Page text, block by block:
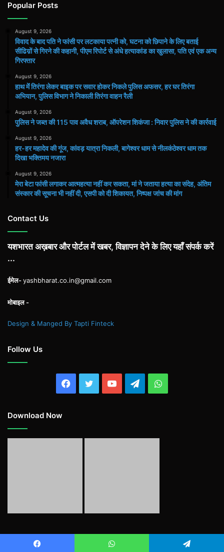
Popular Posts
August 9, 2026
विवाद के बाद पति ने फांसी पर लटकाया पत्नी को, घटना को छिपाने के लिए बताई
सीढिय़ों से गिरने की कहानी, पीएम रिपोर्ट से अंधे हत्याकांड का खुलासा, पति एवं एक अन्य
गिरफ्तार
August 9, 2026
हाथ मेंं तिरंगा लेकर बाइक पर सवार होकर निकले पुलिस अफसर, हर घर तिरंगा
अभियान, पुलिस विभाग ने निकाली तिरंगा वाहन रैली
August 9, 2026
पुलिस ने जब्त की 115 पाव अवैध शराब, ऑपरेशन शिकंजा : निवार पुलिस ने की कार्रवाई
August 9, 2026
हर-हर महादेव की गूंज, कांवड़ यात्रा निकली, बागेश्वर धाम से नीलकंठेश्वर धाम तक
दिखा भक्तिमय नजारा
August 9, 2026
मेरा बेटा फांसी लगाकर आत्महत्या नहीं कर सकता, मां ने जताया हत्या का संदेह, अंतिम
संस्कार की सूचना भी नहीं दी, एसपी को दी शिकायत, निष्पक्ष जांच की मांग
Contact Us
यशभारत अख़बार और पोर्टल में खबर, विज्ञापन देने के लिए यहाँ संपर्क करें
...
ईमेल-yashbharat.co.in@gmail.com
मोबाइल -
Design & Manged By Tapti Finteck
Follow Us
Facebook
TwitterYouTubeTelegramWhatsApp
Download Now